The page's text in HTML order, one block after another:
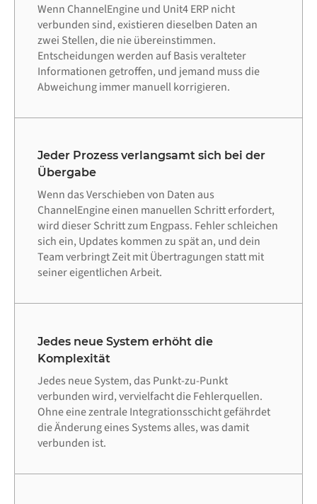
Wenn ChannelEngine und Unit4 ERP nicht
verbunden sind, existieren dieselben Daten an
zwei Stellen, die nie übereinstimmen.
Entscheidungen werden auf Basis veralteter
Informationen getroffen, und jemand muss die
Abweichung immer manuell korrigieren.
Jeder Prozess verlangsamt sich bei der
Übergabe
Wenn das Verschieben von Daten aus
ChannelEngine einen manuellen Schritt erfordert,
wird dieser Schritt zum Engpass. Fehler schleichen
sich ein, Updates kommen zu spät an, und dein
Team verbringt Zeit mit Übertragungen statt mit
seiner eigentlichen Arbeit.
Jedes neue System erhöht die
Komplexität
Jedes neue System, das Punkt-zu-Punkt
verbunden wird, vervielfacht die Fehlerquellen.
Ohne eine zentrale Integrationsschicht gefährdet
die Änderung eines Systems alles, was damit
verbunden ist.